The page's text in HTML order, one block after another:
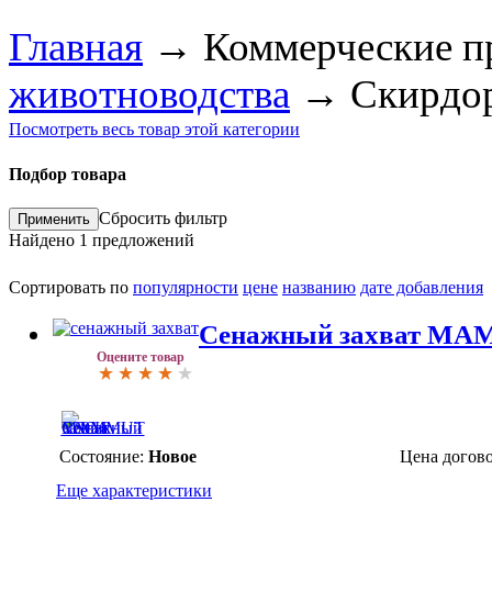
Главная → Коммерческие
животноводства →
Посмотреть весь товар этой категории
Подбор товара
Сбросить фильтр
Найдено 1 предложений
Сортировать по популярности цене названию дате добавления
Оцените товар
Сенажный захват
Состояние: Новое
Еще характеристики
Цена